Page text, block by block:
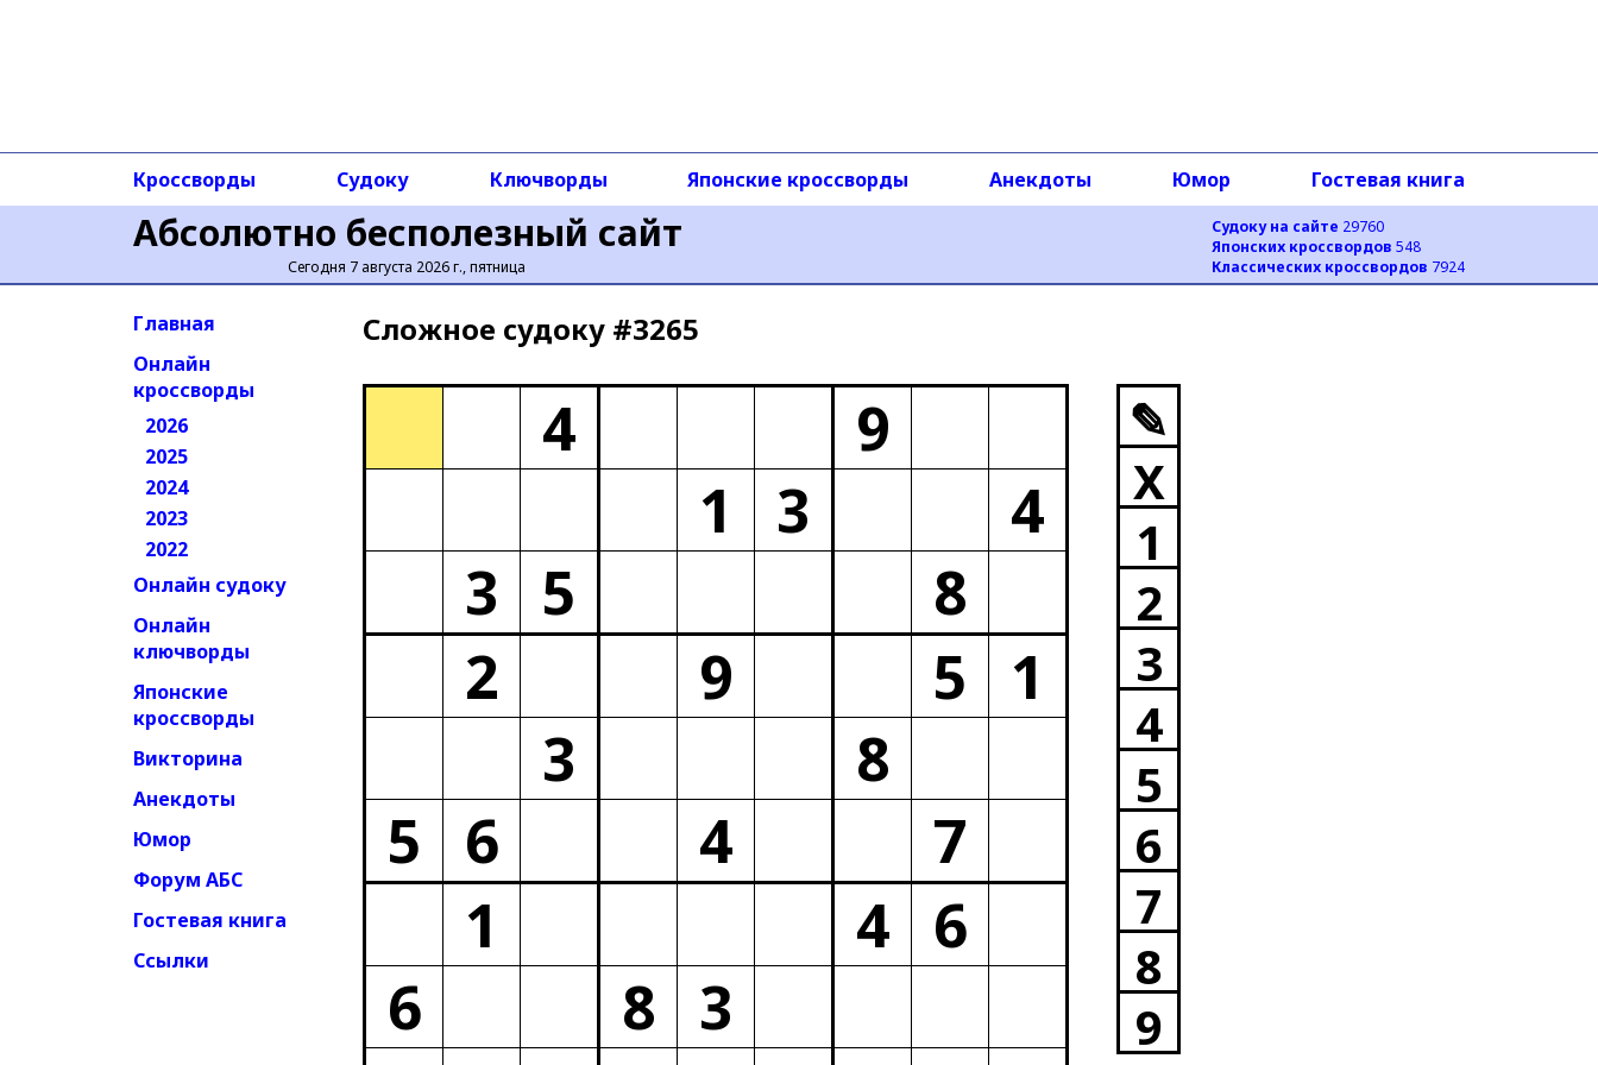
Абсолютно бесполезный сайт
Сегодня 7 августа 2026 г., пятница
Судоку на сайте 29760
Японских кроссвордов 548
Классических кроссвордов 7924
Кроссворды Судоку Ключворды Японские кроссворды Анекдоты Юмор Гостевая книга
Главная
Онлайн
кроссворды
2026
2025
2024
2023
2022
Онлайн судоку
Онлайн
ключворды
Японские
кроссворды
Викторина
Анекдоты
Юмор
Форум АБС
Гостевая книга
Ссылки
Сложное cудоку #3265
4
9
1
3
4
3
5
8
2
9 5
1
3
8
5
6 4
7
1
4 6
6
8 3
✎
X
1
2
3
4
5
6
7
8
9